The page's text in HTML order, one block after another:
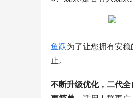
鱼跃为了让您拥有安
止。
不断升级优化，二代全